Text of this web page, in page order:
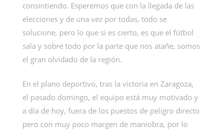
consintiendo. Esperemos que con la llegada de las
elecciones y de una vez por todas, todo se
solucione, pero lo que si es cierto, es que el fútbol
sala y sobre todo por la parte que nos atañe, somos
el gran olvidado de la región.
En el plano deportivo, tras la victoria en Zaragoza,
el pasado domingo, el equipo está muy motivado y
a día de hoy, fuera de los puestos de peligro directo
pero con muy poco margen de maniobra, por lo